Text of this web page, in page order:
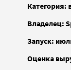
Категория:
Владелец:
Запуск:
Оценка